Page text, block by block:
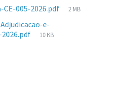
arquivo:
005-2026.pdf
Tamanho
2 MB
e-
Tamanho
10 KB